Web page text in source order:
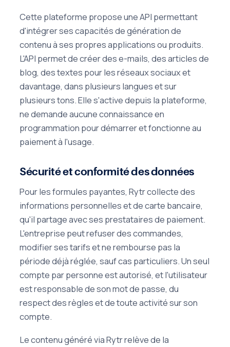
Cette plateforme propose une API permettant
d'intégrer ses capacités de génération de
contenu à ses propres applications ou produits.
L'API permet de créer des e-mails, des articles de
blog, des textes pour les réseaux sociaux et
davantage, dans plusieurs langues et sur
plusieurs tons. Elle s'active depuis la plateforme,
ne demande aucune connaissance en
programmation pour démarrer et fonctionne au
paiement à l'usage.
Sécurité et conformité des données
Pour les formules payantes, Rytr collecte des
informations personnelles et de carte bancaire,
qu'il partage avec ses prestataires de paiement.
L'entreprise peut refuser des commandes,
modifier ses tarifs et ne rembourse pas la
période déjà réglée, sauf cas particuliers. Un seul
compte par personne est autorisé, et l'utilisateur
est responsable de son mot de passe, du
respect des règles et de toute activité sur son
compte.
Le contenu généré via Rytr relève de la